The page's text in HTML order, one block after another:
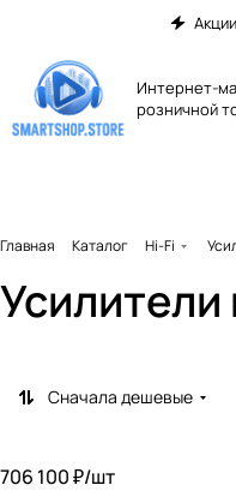
Акции
Интернет-
розничной
Главная Каталог Hi-Fi
Сначала дешевые
706 100 ₽/шт